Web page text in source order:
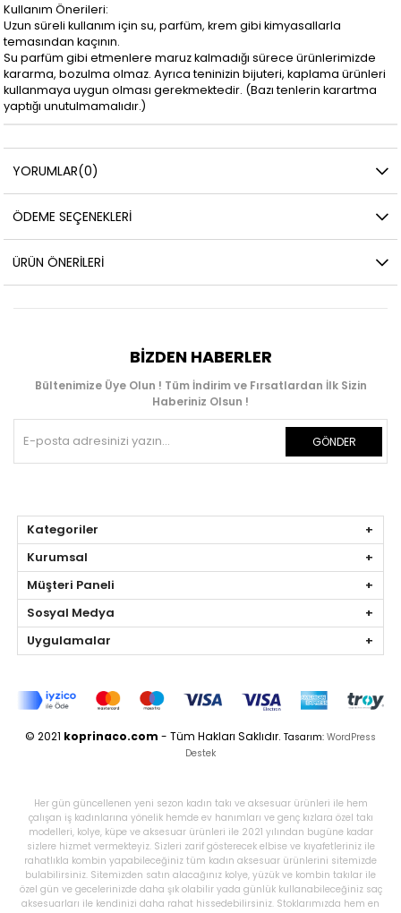
Kullanım Önerileri:
Uzun süreli kullanım için su, parfüm, krem gibi kimyasallarla
temasından kaçının.
Su parfüm gibi etmenlere maruz kalmadığı sürece ürünlerimizde
kararma, bozulma olmaz. Ayrıca teninizin bijuteri, kaplama ürünleri
kullanmaya uygun olması gerekmektedir. (Bazı tenlerin karartma
yaptığı unutulmamalıdır.)
YORUMLAR(0)
ÖDEME SEÇENEKLERI
ÜRÜN ÖNERILERI
BIZDEN HABERLER
Bültenimize Üye Olun ! Tüm İndirim ve Fırsatlardan İlk Sizin
Haberiniz Olsun !
GÖNDER
Kategoriler
Kurumsal
Müşteri Paneli
Sosyal Medya
Uygulamalar
© 2021 koprinaco.com - Tüm Hakları Saklıdır. Tasarım: WordPress
Destek
Her gün güncellenen yeni sezon kadın takı ve aksesuar ürünleri ile hem
çalışan iş kadınlarına yönelik hemde ev hanımları ve genç kızlara özel takı
modelleri, kolye, küpe ve aksesuar ürünleri ile 2021 yılından bugüne kadar
sizlere hizmet vermekteyiz. Sizleri zarif gösterecek elbise ve kıyafetleriniz ile
rahatlıkla kombin yapabileceğiniz tüm kadın aksesuar ürünlerini sitemizde
bulabilirsiniz. Sitemizden satın alacağınız kolye, yüzük ve kombin takılar ile
özel gün ve gecelerinizde daha şık olabilir yada günlük kullanabileceğiniz saç
aksesuarları ile kendinizi daha rahat hissedebilirsiniz. Stoklarımızda hem en